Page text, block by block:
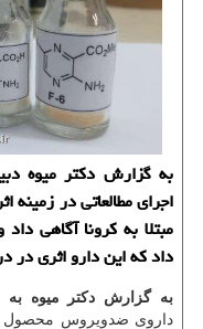
به گزارش دکتر میوه
اجرای مطالعاتی در زمینه
مبتلا به کرونا آگاهی
داد که این دارو اثری در
به گزارش دکتر میوه به
داروی ضدویروس محصول